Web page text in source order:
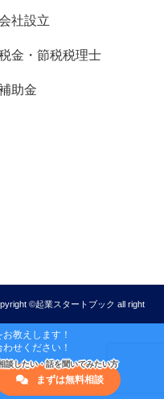
社設立
金・節税税理士
助金
©起業スタートブック all right
教えします！
せください！
まずは無料相談